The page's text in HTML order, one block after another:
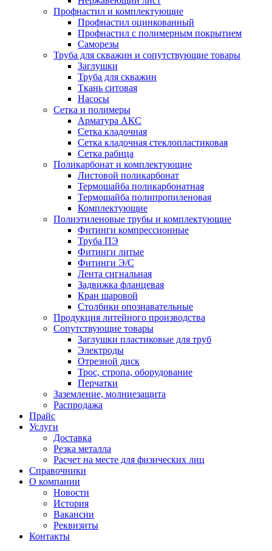
Профнастил и комплектующие
Профнастил оцинкованный
Профнастил с полимерным покрытием
Саморезы
Труба для скважин и сопутствующие товары
Заглушки
Труба для скважин
Ткань ситовая
Насосы
Сетка и полимеры
Арматура АКС
Сетка кладочная
Сетка кладочная стеклопластиковая
Сетка рабица
Поликарбонат и комплектующие
Листовой поликарбонат
Термошайба поликарбонатная
Термошайба полипропиленовая
Комплектующие
Полиэтиленовые трубы и комплектующие
Фитинги компрессионные
Труба ПЭ
Фитинги литые
Фитинги Э/С
Лента сигнальная
Задвижка фланцевая
Кран шаровой
Столбики опознавательные
Продукция литейного производства
Сопутствующие товары
Заглушки пластиковые для труб
Электроды
Отрезной диск
Трос, стропа, оборудование
Перчатки
Заземление, молниезащита
Распродажа
Прайс
Услуги
Доставка
Резка металла
Расчет на месте для физических лиц
Справочники
О компании
Новости
История
Вакансии
Реквизиты
Контакты